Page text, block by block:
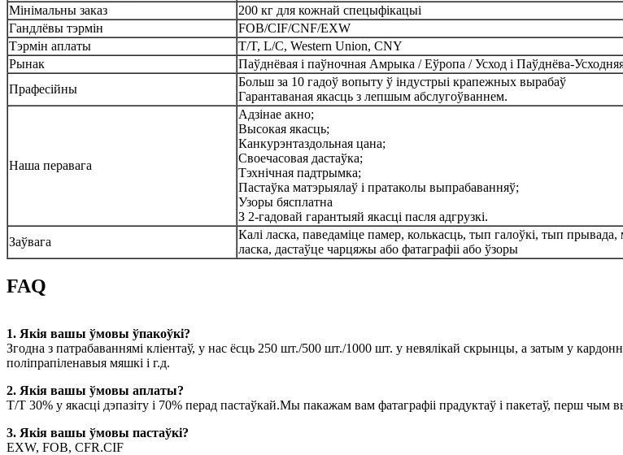
Мінімальны заказ
200 кг для кожнай спецыфікацыі
Гандлёвы тэрмін
FOB/CIF/CNF/EXW
Тэрмін аплаты
T/T, L/C, Western Union, CNY
Рынак
Паўднёвая і паўночная Амрыка / Еўропа / Усход і Паўднёва-
Прафесійны
Больш за 10 гадоў вопыту ў індустрыі крапежных вырабаў
Гарантаваная якасць з лепшым абслугоўваннем.
Наша перавага
Адзінае акно;
Высокая якасць;
Канкурэнтаздольная цана;
Своечасовая дастаўка;
Тэхнічная падтрымка;
Пастаўка матэрыялаў і пратаколы выпрабаванняў;
Узоры бясплатна
З 2-гадовай гарантыяй якасці пасля адгрузкі.
Заўвага
Калі ласка, паведаміце памер, колькасць, тып галоўкі, тып
ласка, дастаўце чарцяжы або фатаграфіі або ўзоры
FAQ
1. Якія вашы ўмовы ўпакоўкі?
Згодна з патрабаваннямі кліентаў, у нас ёсць 250 шт./500 шт./1000 шт. у невялікай скрынцы, а затым у
поліпрапіленавыя мяшкі і г.д.
2. Якія вашы ўмовы аплаты?
T/T 30% у якасці дэпазіту і 70% перад пастаўкай.Мы пакажам вам фатаграфіі прадуктаў і пакетаў, перш чым
3. Якія вашы ўмовы пастаўкі?
EXW, FOB, CFR.CIF